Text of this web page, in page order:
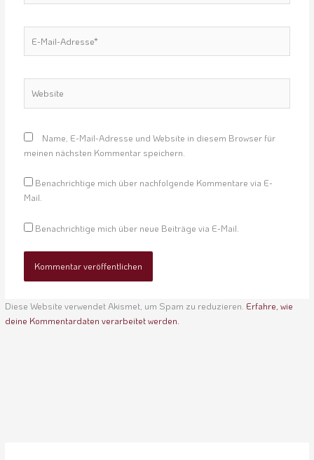
Mail-
Name, E-Mail-Adresse und Website in diesem Browser für
meinen nächsten Kommentar speichern.
Benachrichtige mich über nachfolgende Kommentare via E-
Mail.
Benachrichtige mich über neue Beiträge via E-Mail.
Diese Website verwendet Akismet, um Spam zu reduzieren. Erfahre, wie
deine Kommentardaten verarbeitet werden.